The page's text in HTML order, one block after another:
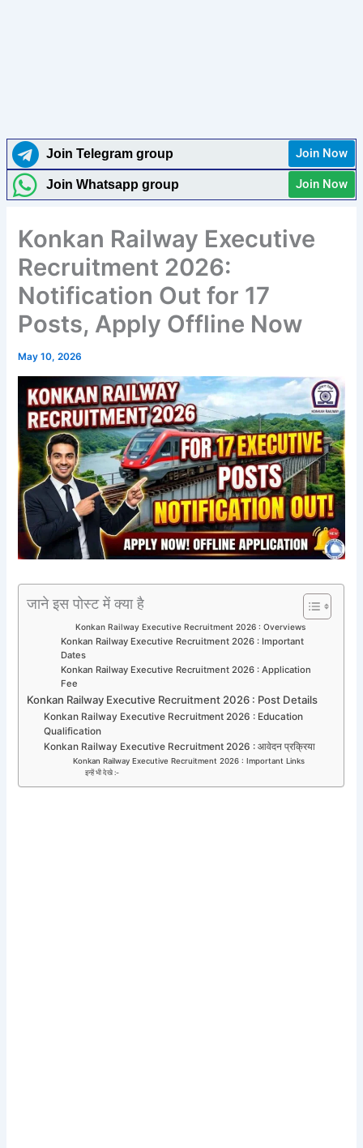
Join Telegram group Join Now
Join Whatsapp group Join Now
Konkan Railway Executive
Recruitment 2026:
Notification Out for 17
Posts, Apply Offline Now
May 10, 2026
जाने इस पोस्ट में क्या है
Konkan Railway Executive Recruitment 2026 : Overviews
Konkan Railway Executive Recruitment 2026 : Important
Dates
Konkan Railway Executive Recruitment 2026 : Application
Fee
Konkan Railway Executive Recruitment 2026 : Post Details
Konkan Railway Executive Recruitment 2026 : Education
Qualification
Konkan Railway Executive Recruitment 2026 : आवेदन प्रक्रिया
Konkan Railway Executive Recruitment 2026 : Important Links
इन्हें भी देखे :-